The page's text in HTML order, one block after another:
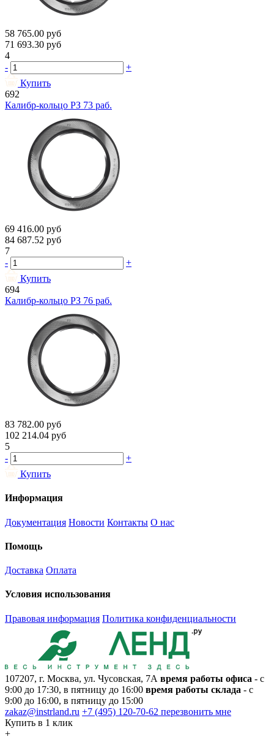
58 765.00 руб
71 693.30 руб
4
-
+
Купить
692
Калибр-кольцо РЗ 73 раб.
69 416.00 руб
84 687.52 руб
7
-
+
Купить
694
Калибр-кольцо РЗ 76 раб.
83 782.00 руб
102 214.04 руб
5
-
+
Купить
Информация
Документация Новости Контакты О нас
Помощь
Доставка Оплата
Условия использования
Правовая информация Политика конфиденциальности
107207, г. Москва, ул. Чусовская, 7А время работы офиса - с
9:00 до 17:30, в пятницу до 16:00 время работы склада - с
9:00 до 16:00, в пятницу до 15:00
zakaz@instrland.ru +7 (495) 120-70-62 перезвонить мне
Купить в 1 клик
+